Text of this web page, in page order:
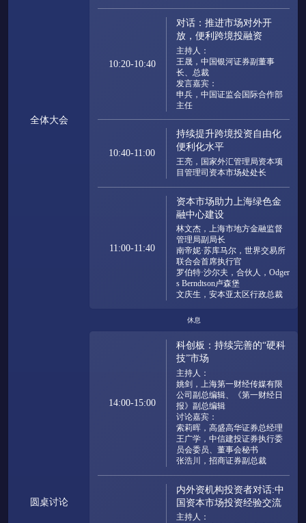
全体大会
10:20-10:40
对话：推进市场对外开
放，便利跨境投融资
主持人：
王晟，中国银河证券副董事
长、总裁
发言嘉宾：
申兵，中国证监会国际合作部
主任
10:40-11:00
持续提升跨境投资自由化
便利化水平
王亮，国家外汇管理局资本项
目管理司资本市场处处长
11:00-11:40
资本市场助力上海绿色金
融中心建设
林文杰，上海市地方金融监督
管理局副局长
南帝妮·苏库马尔，世界交易所
联合会首席执行官
罗伯特·沙尔夫，合伙人，Odger
s Berndtson卢森堡
文庆生，安本亚太区行政总裁
休息
圆桌讨论
14:00-15:00
科创板：持续完善的“硬科
技”市场
主持人：
姚剑，上海第一财经传媒有限
公司副总编辑、《第一财经日
报》副总编辑
讨论嘉宾：
索莉晖，高盛高华证券总经理
王广学，中信建投证券执行委
员会委员、董事会秘书
张浩川，招商证券副总裁
内外资机构投资者对话:中
国资本市场投资经验交流
主持人：